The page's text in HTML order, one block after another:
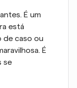
É um
está
de caso ou
É
se